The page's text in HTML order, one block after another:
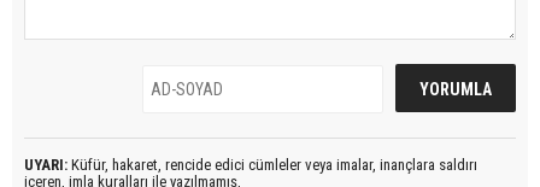
UYARI: Küfür, hakaret, rencide edici cümleler veya imalar, inançlara saldırı
içeren, imla kuralları ile yazılmamış,